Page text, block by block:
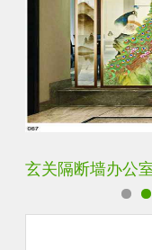
轻奢装饰艺术